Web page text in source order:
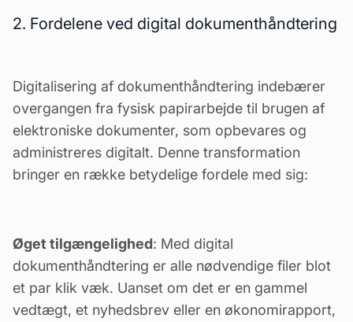
2. Fordelene ved digital dokumenthåndtering
Digitalisering af dokumenthåndtering indebærer
overgangen fra fysisk papirarbejde til brugen af
elektroniske dokumenter, som opbevares og
administreres digitalt. Denne transformation
bringer en række betydelige fordele med sig:
Øget tilgængelighed: Med digital
dokumenthåndtering er alle nødvendige filer blot
et par klik væk. Uanset om det er en gammel
vedtægt, et nyhedsbrev eller en økonomirapport,